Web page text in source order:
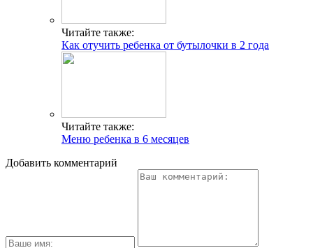
Читайте также:
Как отучить ребенка от бутылочки в 2 года
Читайте также:
Меню ребенка в 6 месяцев
Добавить комментарий